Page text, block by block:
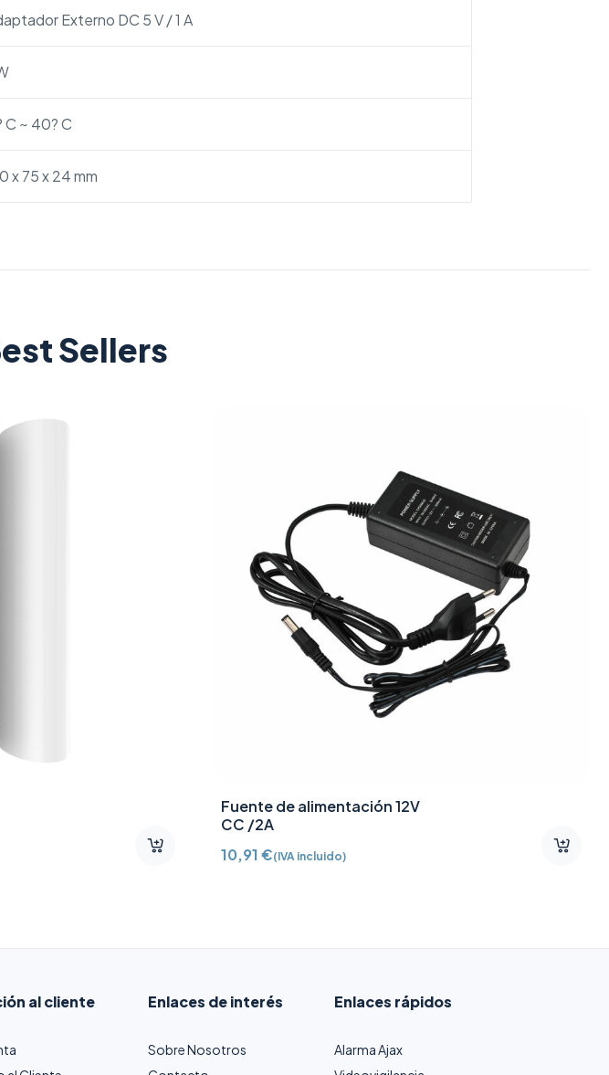
Externo DC 5 V / 1 A
C ~ 40? C
x 75 x 24 mm
Sellers
Fuente de alimentación 12V
CC /2A
10,91€(IVA incluido)
al cliente Enlaces de interés
Sobre Nosotros
Enlaces rápidos
Alarma Ajax